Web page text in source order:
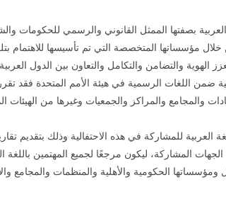
بصفتها الممثل القانوني والرسمي للحكومات
خلال مؤسساتها المتخصصة التي تم تأسيسها للاهتمام
والتضامن والتكامل والتعاون بين الدول
ضمن اللغات الرسمية في هيئة الأمم المتحدة فقد
والمجامع والمراكز والجمعيات وغيرها من الهيئات
العربية للمشاركة في هذه الاحتفالية وذلك بتقديم
المشاركة، ليكون مرجعًا لجميع المهتمين باللغة
الحكومية والأهلية والمنظمات والمجامع